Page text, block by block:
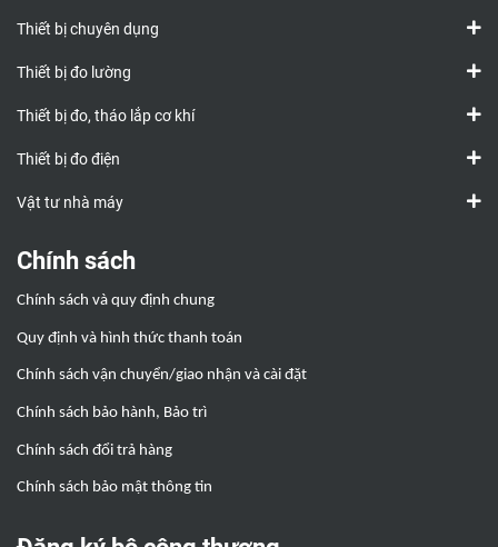
Thiết bị chuyên dụng
Thiết bị đo lường
Thiết bị đo, tháo lắp cơ khí
Thiết bị đo điện
Vật tư nhà máy
Chính sách
Chính sách và quy định chung
Quy định và hình thức thanh toán
Chính sách vận chuyển/giao nhận và cài đặt
Chính sách bảo hành, Bảo trì
Chính sách đổi trả hàng
Chính sách bảo mật thông tin